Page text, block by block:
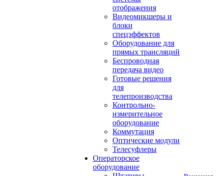
отображения
Видеомикшеры и
блоки
спецэффектов
Оборудование для
прямых трансляций
Беспроводная
передача видео
Готовые решения
для
телепроизводства
Контрольно-
измерительное
оборудование
Коммутация
Оптические модули
Телесуфлеры
Операторское
оборудование